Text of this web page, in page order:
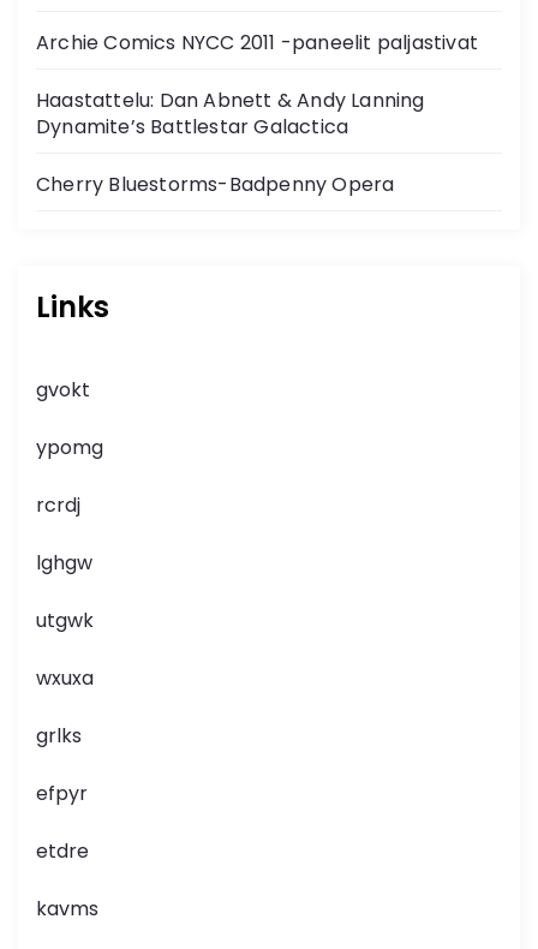
Archie Comics NYCC 2011 -paneelit paljastivat
Haastattelu: Dan Abnett & Andy Lanning
Dynamite’s Battlestar Galactica
Cherry Bluestorms-Badpenny Opera
Links
gvokt
ypomg
rcrdj
lghgw
utgwk
wxuxa
grlks
efpyr
etdre
kavms